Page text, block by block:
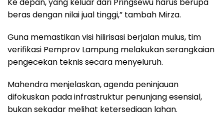
beras dengan nilai jual tinggi,” tambah Mirza.
Guna memastikan visi hilirisasi berjalan mulus, tim
verifikasi Pemprov Lampung melakukan serangkaian
pengecekan teknis secara menyeluruh.
Mahendra menjelaskan, agenda peninjauan
difokuskan pada infrastruktur penunjang esensial,
bukan sekadar melihat ketersediaan lahan.